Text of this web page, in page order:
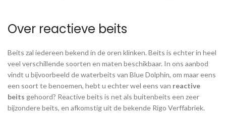
Over reactieve beits
Beits zal iedereen bekend in de oren klinken. Beits is echter in heel
veel verschillende soorten en maten beschikbaar. In ons aanbod
vindt u bijvoorbeeld de waterbeits van Blue Dolphin, om maar eens
een soort te benoemen, hebt u echter wel eens van reactive
beits gehoord? Reactive beits is net als buitenbeits een zeer
bijzondere beits, en afkomstig uit de bekende Rigo Verffabriek.